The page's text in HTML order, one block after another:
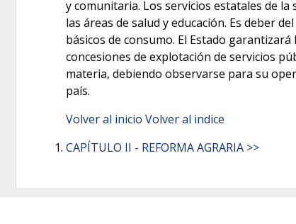
y comunitaria. Los servicios estatales de
las áreas de salud y educación. Es deber
básicos de consumo. El Estado
concesiones de explotación de servicios
materia, debiendo observarse para su
país.
Volver al inicio Volver al indice
CAPÍTULO II - REFORMA AGRARIA >>